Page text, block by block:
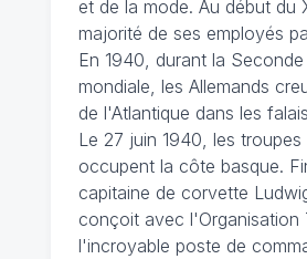
et de la mode. Au début du
majorité de ses employés
En 1940, durant la Seconde
mondiale, les Allemands
de l'Atlantique dans les
Le 27 juin 1940, les troupes
occupent la côte basque.
capitaine de corvette
conçoit avec l'Organisation
l'incroyable poste de